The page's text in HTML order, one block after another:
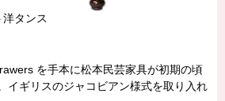
タンス
を手本に松本民芸家具が初期の頃
イギリスのジャコビアン様式を取り入れ